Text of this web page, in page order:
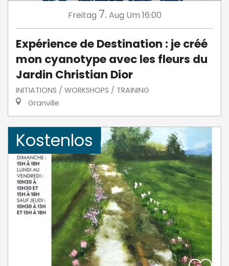
Freitag 7. Aug Um 16:00
Expérience de Destination : je créé
mon cyanotype avec les fleurs du
Jardin Christian Dior
INITIATIONS / WORKSHOPS / TRAINING
Granville
Kostenlos